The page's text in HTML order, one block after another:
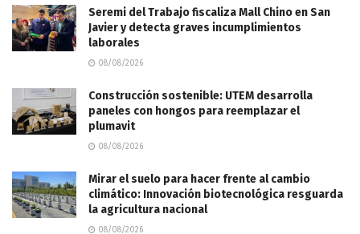
Seremi del Trabajo fiscaliza Mall Chino en San
Javier y detecta graves incumplimientos
laborales
08/08/2026
Construcción sostenible: UTEM desarrolla
paneles con hongos para reemplazar el
plumavit
08/08/2026
Mirar el suelo para hacer frente al cambio
climático: Innovación biotecnológica resguarda
la agricultura nacional
08/08/2026